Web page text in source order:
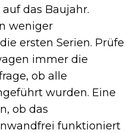
das Baujahr.
weniger
ersten Serien. Prüfe
immer die
ob alle
wurden. Eine
ob das
funktioniert